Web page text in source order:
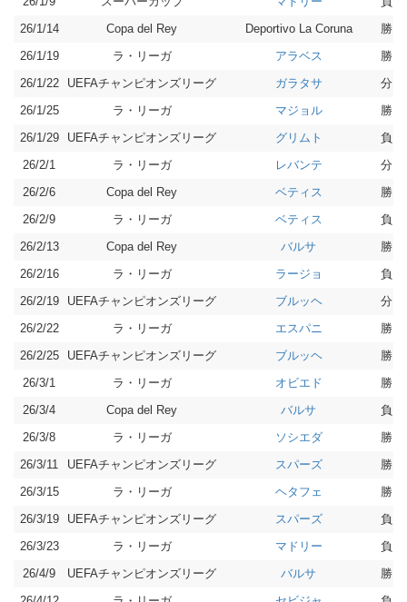
26/1/14
Copa del Rey Deportivo La Coruna
勝
26/1/19
ラ・リーガ アラベス
勝
26/1/22
UEFAチャンピオンズリーグ ガラタサ
分
26/1/25
ラ・リーガ マジョル
勝
26/1/29
UEFAチャンピオンズリーグ グリムト
負
26/2/1
ラ・リーガ レバンテ
分
26/2/6
Copa del Rey ベティス
勝
26/2/9
ラ・リーガ ベティス
負
26/2/13
Copa del Rey バルサ
勝
26/2/16
ラ・リーガ ラージョ
負
26/2/19
UEFAチャンピオンズリーグ ブルッヘ
分
26/2/22
ラ・リーガ エスパニ
勝
26/2/25
UEFAチャンピオンズリーグ ブルッヘ
勝
26/3/1
ラ・リーガ オビエド
勝
26/3/4
Copa del Rey バルサ
負
26/3/8
ラ・リーガ ソシエダ
勝
26/3/11
UEFAチャンピオンズリーグ スパーズ
勝
26/3/15
ラ・リーガ ヘタフェ
勝
26/3/19
UEFAチャンピオンズリーグ スパーズ
負
26/3/23
ラ・リーガ マドリー
負
26/4/9
UEFAチャンピオンズリーグ バルサ
勝